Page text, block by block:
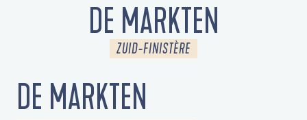
DE MARKTEN
ZUID-FINISTÈRE
DE MARKTEN